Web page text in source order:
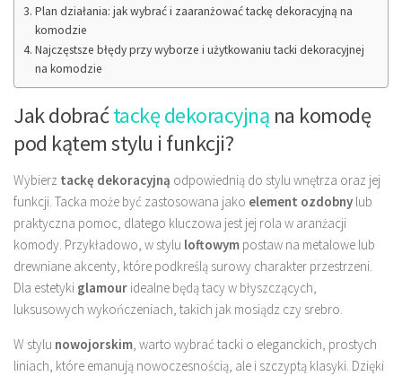
Plan działania: jak wybrać i zaaranżować tackę dekoracyjną na
komodzie
Najczęstsze błędy przy wyborze i użytkowaniu tacki dekoracyjnej
na komodzie
Jak dobraćtackę dekoracyjną na komodę
pod kątem stylu i funkcji?
Wybierz tackę dekoracyjną odpowiednią do stylu wnętrza oraz jej
funkcji. Tacka może być zastosowana jako element ozdobny lub
praktyczna pomoc, dlatego kluczowa jest jej rola w aranżacji
komody. Przykładowo, w stylu loftowym postaw na metalowe lub
drewniane akcenty, które podkreślą surowy charakter przestrzeni.
Dla estetyki glamour idealne będą tacy w błyszczących,
luksusowych wykończeniach, takich jak mosiądz czy srebro.
W stylu nowojorskim , warto wybrać tacki o eleganckich, prostych
liniach, które emanują nowoczesnością, ale i szczyptą klasyki. Dzięki